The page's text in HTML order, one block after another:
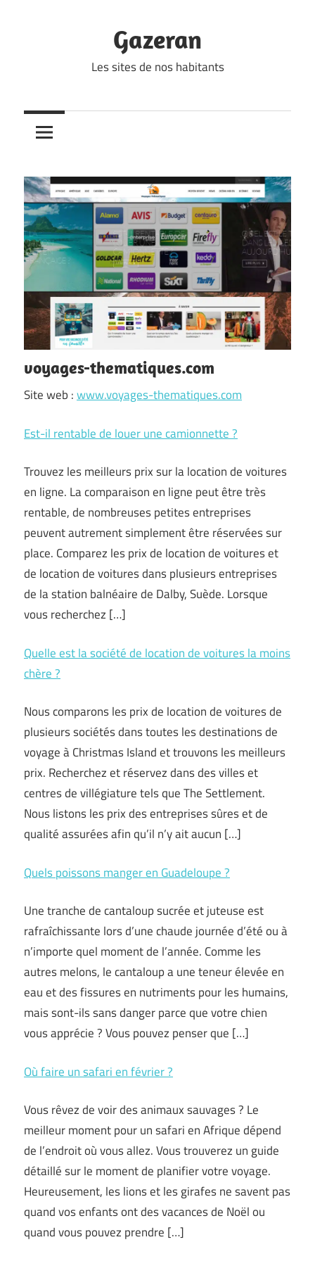
Gazeran
Les sites de nos habitants
voyages-thematiques.com
Site web :www.voyages-thematiques.com
Est-il rentable de louer une camionnette ?
Trouvez les meilleurs prix sur la location de voitures
en ligne. La comparaison en ligne peut être très
rentable, de nombreuses petites entreprises
peuvent autrement simplement être réservées sur
place. Comparez les prix de location de voitures et
de location de voitures dans plusieurs entreprises
de la station balnéaire de Dalby, Suède. Lorsque
vous recherchez […]
Quelle est la société de location de voitures la moins
chère ?
Nous comparons les prix de location de voitures de
plusieurs sociétés dans toutes les destinations de
voyage à Christmas Island et trouvons les meilleurs
prix. Recherchez et réservez dans des villes et
centres de villégiature tels que The Settlement.
Nous listons les prix des entreprises sûres et de
qualité assurées afin qu’il n’y ait aucun […]
Quels poissons manger en Guadeloupe ?
Une tranche de cantaloup sucrée et juteuse est
rafraîchissante lors d’une chaude journée d’été ou à
n’importe quel moment de l’année. Comme les
autres melons, le cantaloup a une teneur élevée en
eau et des fissures en nutriments pour les humains,
mais sont-ils sans danger parce que votre chien
vous apprécie ? Vous pouvez penser que […]
Où faire un safari en février ?
Vous rêvez de voir des animaux sauvages ? Le
meilleur moment pour un safari en Afrique dépend
de l’endroit où vous allez. Vous trouverez un guide
détaillé sur le moment de planifier votre voyage.
Heureusement, les lions et les girafes ne savent pas
quand vos enfants ont des vacances de Noël ou
quand vous pouvez prendre […]